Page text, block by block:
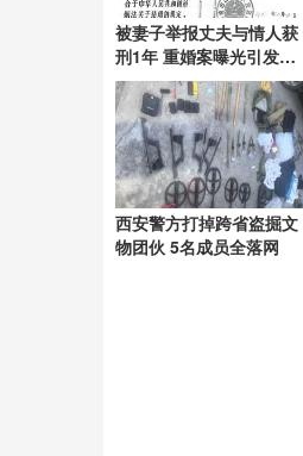
被妻子举报丈夫与情人获
刑1年 重婚案曝光引发热
议
西安警方打掉跨省盗掘文
物团伙 5名成员全落网